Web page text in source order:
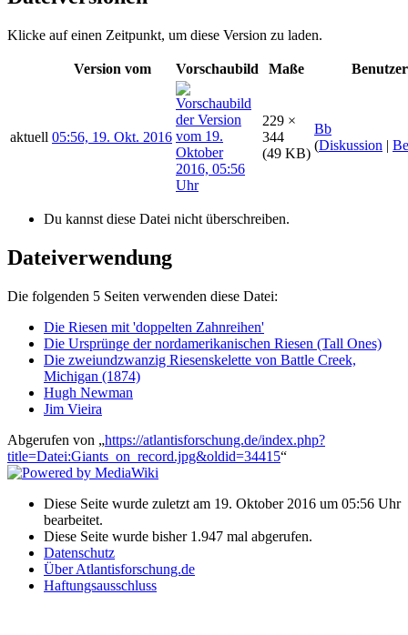
Klicke auf einen Zeitpunkt, um diese Version zu laden.
Version vom Vorschaubild Maße Benutzer
aktuell 05:56, 19. Okt. 2016
229 ×
344
(49 KB)
Bb
(Diskussion |
Du kannst diese Datei nicht überschreiben.
Dateiverwendung
Die folgenden 5 Seiten verwenden diese Datei:
Die Riesen mit 'doppelten Zahnreihen'
Die Ursprünge der nordamerikanischen Riesen (Tall Ones)
Die zweiundzwanzig Riesenskelette von Battle Creek,
Michigan (1874)
Hugh Newman
Jim Vieira
Abgerufen von „https://atlantisforschung.de/index.php?
title=Datei:Giants_on_record.jpg&oldid=34415“
Diese Seite wurde zuletzt am 19. Oktober 2016 um 05:56 Uhr
bearbeitet.
Diese Seite wurde bisher 1.947 mal abgerufen.
Datenschutz
Über Atlantisforschung.de
Haftungsausschluss